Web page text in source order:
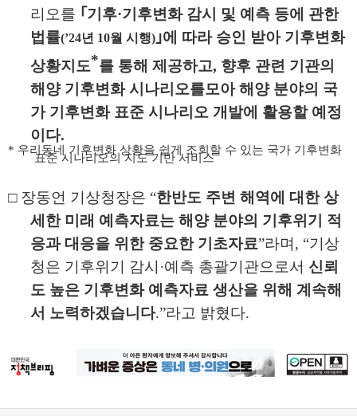
리오를 ｢ 기후·기후변화 감시 및 예측 등에 관한
법률(’24년 10월 시행) ｣에 따라 승인 받아 기후변화
상황지도*를 통해 제공하고, 향후 관련 기관의
해양 기후변화 시나리오를모아 해양 분야의 국
가 기후변화 표준 시나리오 개발에 활용할 예정
이다.
* 우리동네 기후변화 상황을 쉽게 조회할 수 있는 국가 기후변화
표준 시나리오의 지도 기반 서비스
□ 장동언 기상청장은 “한반도 주변 해역에 대한 상
세한 미래 예측자료는 해양 분야의 기후위기 적
응과 대응을 위한 중요한 기초자료”라며, “기상
청은 기후위기 감시 ·예측 총괄기관으로서 신뢰
도 높은 기후변화 예측자료 생산을 위해 계속해
서 노력하겠습니다.”라고 밝혔다.